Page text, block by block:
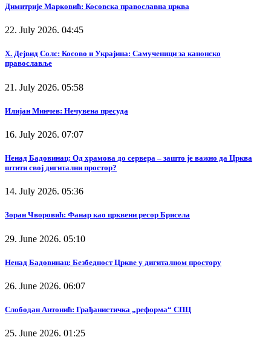
Димитрије Марковић: Косовска православна црква
22. July 2026. 04:45
Х. Дејвид Солс: Косово и Украјина: Самученици за канонско
православље
21. July 2026. 05:58
Илијан Минчев: Нечувена пресуда
16. July 2026. 07:07
Ненад Бадовинац: Од храмова до сервера – зашто је важно да Црква
штити свој дигитални простор?
14. July 2026. 05:36
Зоран Чворовић: Фанар као црквени ресор Брисела
29. June 2026. 05:10
Ненад Бадовинац: Безбедност Цркве у дигиталном простору
26. June 2026. 06:07
Слободан Антонић: Грађанистичка „реформа“ СПЦ
25. June 2026. 01:25